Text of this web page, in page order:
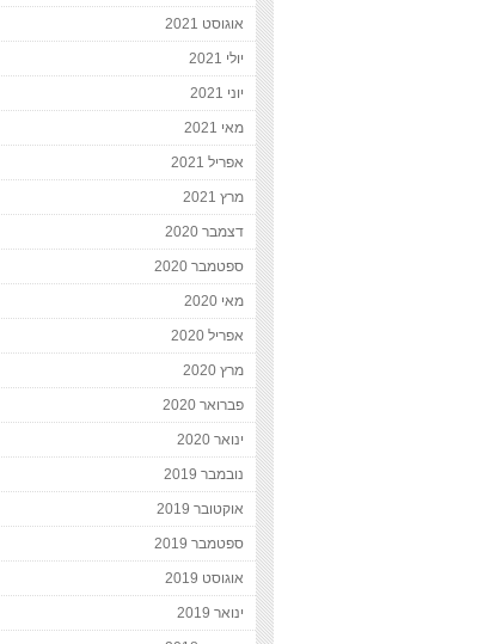
אוגוסט 2021
יולי 2021
יוני 2021
מאי 2021
אפריל 2021
מרץ 2021
דצמבר 2020
ספטמבר 2020
מאי 2020
אפריל 2020
מרץ 2020
פברואר 2020
ינואר 2020
נובמבר 2019
אוקטובר 2019
ספטמבר 2019
אוגוסט 2019
ינואר 2019